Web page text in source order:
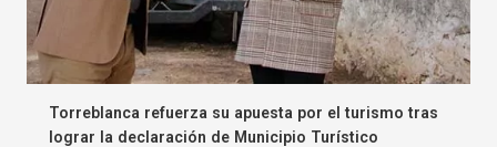
Torreblanca refuerza su apuesta por el turismo tras
lograr la declaración de Municipio Turístico